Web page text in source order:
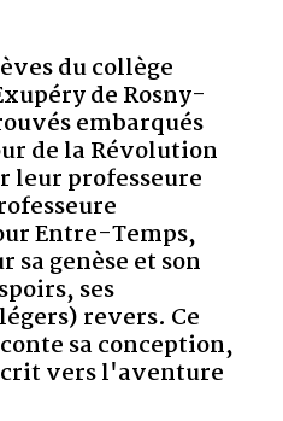
du collège
de Rosny-
embarqués
de la Révolution
leur professeure
Entre-Temps,
genèse et son
ses
revers. Ce
sa conception,
vers l'aventure